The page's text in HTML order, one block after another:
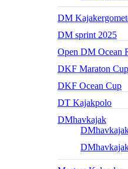
DM
DM sprint 2025
Open DM Ocean
DKF Maraton Cup
DKF Ocean Cup
DT Kajakpolo
DMhavkajak